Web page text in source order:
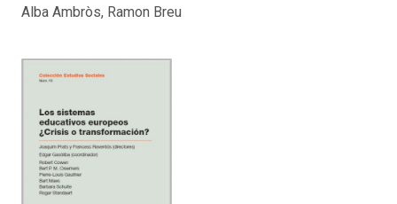
Alba Ambròs, Ramon Breu